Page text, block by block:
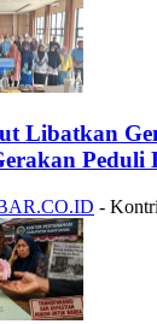
Libatkan
Peduli
-